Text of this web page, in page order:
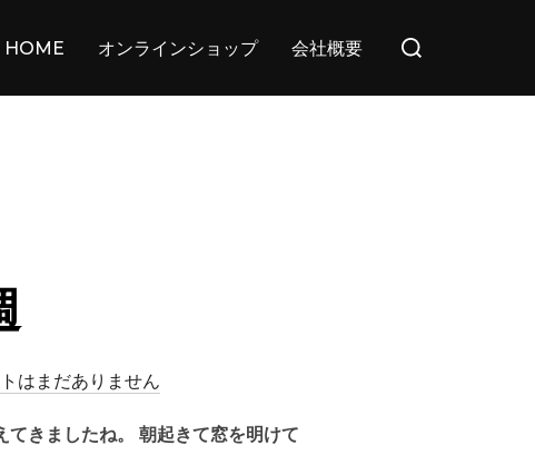
HOME オンラインショップ 会社概要
検
対
はまだありません
きましたね。 朝起きて窓を明けて